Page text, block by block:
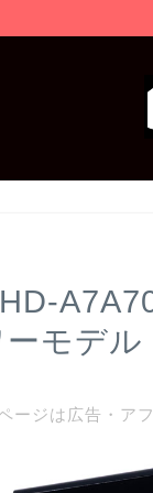
モデル
ージは広告・ア